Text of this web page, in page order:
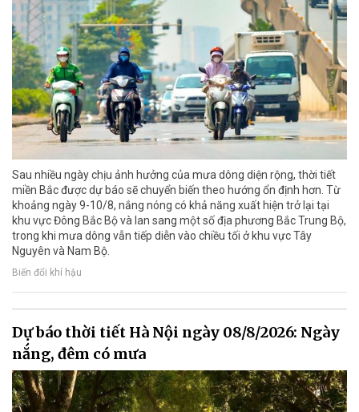
Sau nhiều ngày chịu ảnh hưởng của mưa dông diện rộng, thời tiết
miền Bắc được dự báo sẽ chuyển biến theo hướng ổn định hơn. Từ
khoảng ngày 9-10/8, nắng nóng có khả năng xuất hiện trở lại tại
khu vực Đông Bắc Bộ và lan sang một số địa phương Bắc Trung Bộ,
trong khi mưa dông vẫn tiếp diễn vào chiều tối ở khu vực Tây
Nguyên và Nam Bộ.
Biến đổi khí hậu
Dự báo thời tiết Hà Nội ngày 08/8/2026: Ngày
nắng, đêm có mưa